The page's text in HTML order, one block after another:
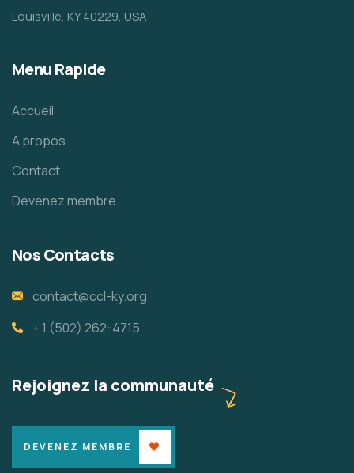
Louisville, KY 40229, USA
Menu Rapide
Accueil
A propos
Contact
Devenez membre
Nos Contacts
contact@ccl-ky.org
+ 1 (502) 262-4715
Rejoignez la communauté
DEVENEZ MEMBRE